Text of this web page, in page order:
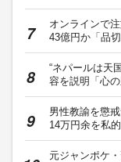
オンラインで
43億円か「品
“ネパールは天
容を説明「心
男性教諭を懲
14万円余を私
元ジャンポケ